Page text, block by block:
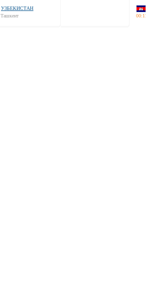
УЗБЕКИСТАН
Ташкент